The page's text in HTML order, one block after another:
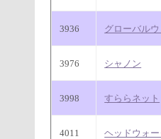
3936 グローバルウ
3976 シャノン
3998 すららネット
4011 ヘッドウォー